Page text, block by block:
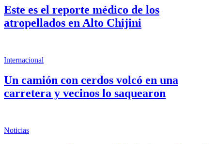
Este es el reporte médico de los
atropellados en Alto Chijini
Internacional
Un camión con cerdos volcó en una
carretera y vecinos lo saquearon
Noticias